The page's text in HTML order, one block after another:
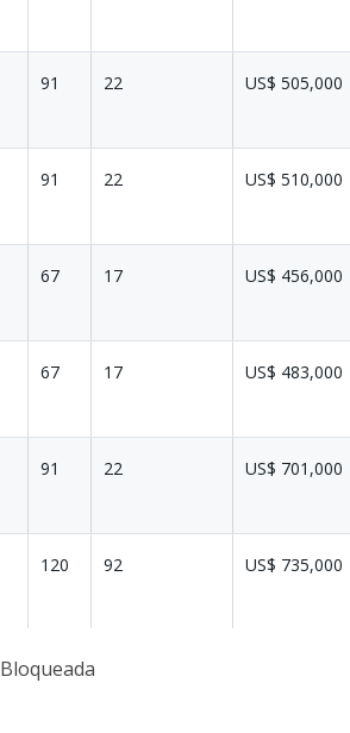
91 22 US$ 505,000
91 22 US$ 510,000
67 17 US$ 456,000
67 17 US$ 483,000
91 22 US$ 701,000
120 92 US$ 735,000
125
Bloqueada